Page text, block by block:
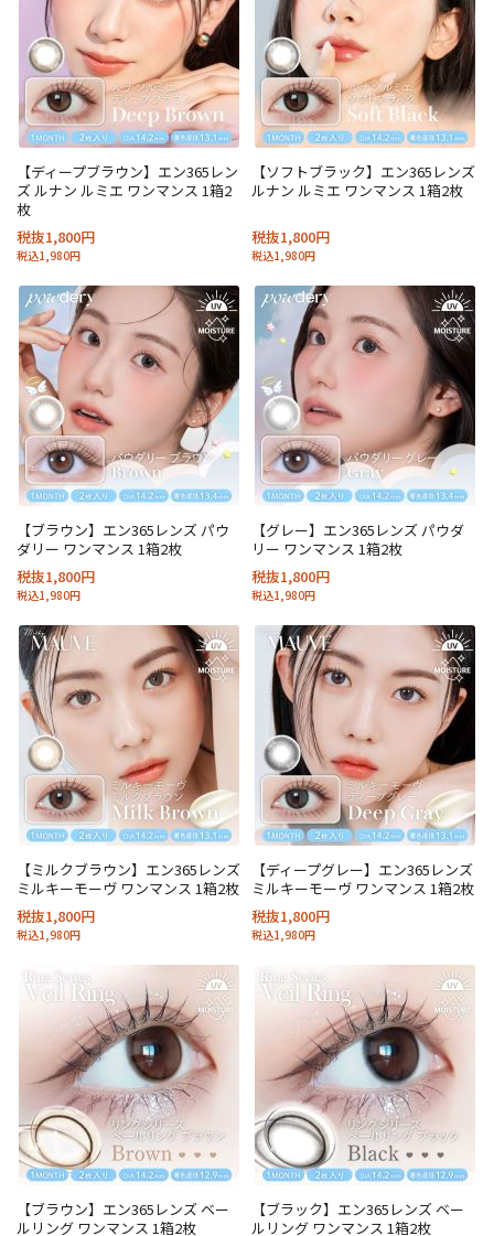
【ディープブラウン】エン365レン
ズ ルナン ルミエ ワンマンス 1箱2
枚
税抜1,800円
税込1,980円
【ソフトブラック】エン365レンズ
ルナン ルミエ ワンマンス 1箱2枚
税抜1,800円
税込1,980円
【ブラウン】エン365レンズ パウ
ダリー ワンマンス 1箱2枚
税抜1,800円
税込1,980円
【グレー】エン365レンズ パウダ
リー ワンマンス 1箱2枚
税抜1,800円
税込1,980円
【ミルクブラウン】エン365レンズ
ミルキーモーヴ ワンマンス 1箱2枚
税抜1,800円
税込1,980円
【ディープグレー】エン365レンズ
ミルキーモーヴ ワンマンス 1箱2枚
税抜1,800円
税込1,980円
【ブラウン】エン365レンズ ベー
ルリング ワンマンス 1箱2枚
【ブラック】エン365レンズ ベー
ルリング ワンマンス 1箱2枚